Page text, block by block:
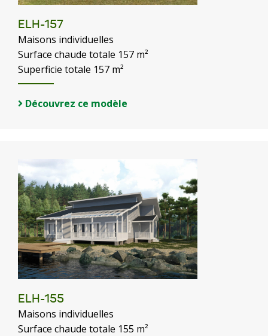
ELH-157
Maisons individuelles
Surface chaude totale 157 m²
Superficie totale 157 m²
Découvrez ce modèle
ELH-155
Maisons individuelles
Surface chaude totale 155 m²